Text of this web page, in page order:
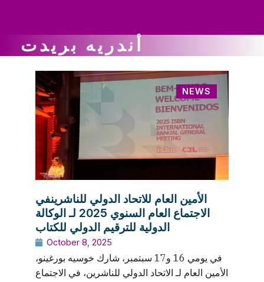
أندريه بريدت
NEWS
الأمين العام للاتحاد الدولي للناشرينفي
الاجتماع العام السنوي 2025 لـ الوكالة
الدولية للترقيم الدولي للكتاب
October 8, 2025
في يومي 16 و17 سبتمبر، شارك خوسيه بورغينو،
الأمين العام لـ الاتحاد الدولي للناشرين، في الاجتماع